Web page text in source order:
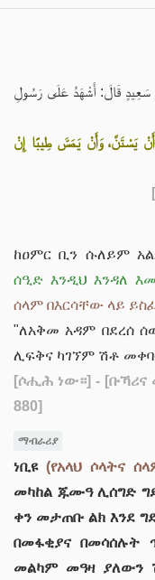
سَعِيدٍ قَالَ: أَشْهَدُ عَلَى رَسُولِ
يَسْتَنَّ، وَأَنْ يَمَسَّ طِيبًا إِنْ
ከዐምር ቢን ሱለይም
ሰዒድ እንዲህ እንዳለ
ሰላም በእርሳቸው ላይ
"ለአቅመ አዳም በደረሰ
ሊፍቅና ካገኘም ሽቶ
[ሶሒሕ ነው።] - [ቡኻሪና
880]
ማብራሪያ
ነቢዩ(የአላህ ሶላትና
መካከል ጁሙዓ ሊሰግድ
ቀን መታጠቡ ልክ እንደ
በመፋቂያና
መልካም መዓዛ ያለውን